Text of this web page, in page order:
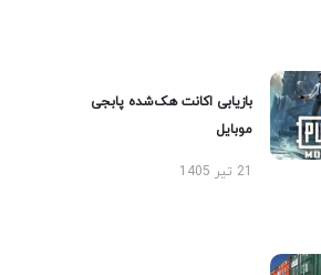
بازیابی اکانت هک‌شده پابجی
موبایل
21 تیر 1405